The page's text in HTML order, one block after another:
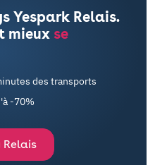
Yespark Relais.
mieux se
des transports
-70%
Relais